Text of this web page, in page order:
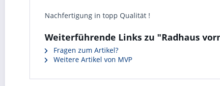
Nachfertigung in topp Qualität !
Weiterführende Links zu "Radhaus
Fragen zum Artikel?
Weitere Artikel von MVP